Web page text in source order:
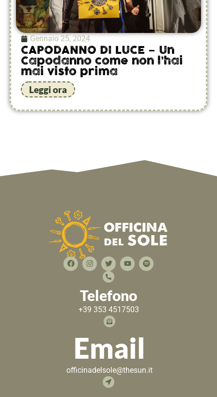
Gennaio 25, 2024
CAPODANNO DI LUCE – Un
Capodanno come non l’hai
mai visto prima
Leggi ora
Telefono
+39 353 4517503
Email
officinadelsole@thesun.it